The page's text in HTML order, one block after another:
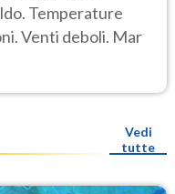
Temperature
Venti deboli. Mar
Vedi
tutte